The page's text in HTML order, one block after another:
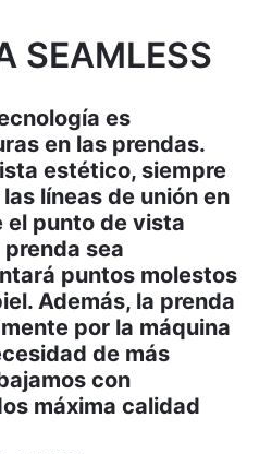
SEAMLESS
es
en las prendas.
estético, siempre
líneas de unión en
el punto de vista
sea
puntos molestos
Además, la prenda
por la máquina
de más
con
máxima calidad
cm